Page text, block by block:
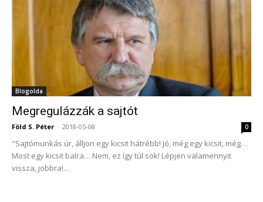
Blogolda
Megregulázzák a sajtót
Föld S. Péter - 2018-05-08 0
"Sajtómunkás úr, álljon egy kicsit hátrébb! Jó, még egy kicsit, még…
Most egy kicsit balra… Nem, ez így túl sok! Lépjen valamennyit
vissza, jobbra!...